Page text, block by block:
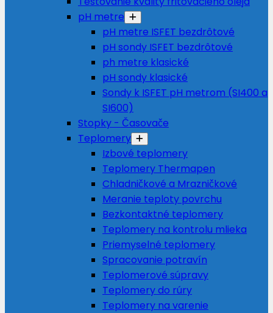
pH metre
pH metre ISFET bezdrôtové
pH sondy ISFET bezdrôtové
ph metre klasické
pH sondy klasické
Sondy k ISFET pH metrom (SI400 a
SI600)
Stopky - Časovače
Teplomery
Izbové teplomery
Teplomery Thermapen
Chladničkové a Mrazničkové
Meranie teploty povrchu
Bezkontaktné teplomery
Teplomery na kontrolu mlieka
Priemyselné teplomery
Spracovanie potravín
Teplomerové súpravy
Teplomery do rúry
Teplomery na varenie